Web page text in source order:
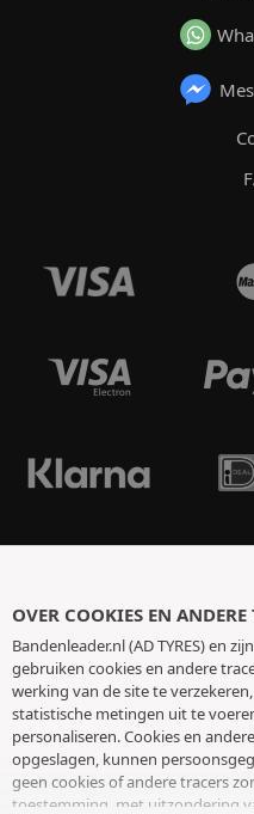
OVER COOKIES EN ANDERE
Bandenleader.nl (AD TYRES) en
gebruiken cookies en andere
werking van de site te
statistische metingen uit te
personaliseren. Cookies en
opgeslagen, kunnen
geen cookies of andere tracers
toestemming, met uitzondering